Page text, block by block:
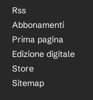
Rss
Abbonamenti
Prima pagina
Edizione digitale
Store
Sitemap